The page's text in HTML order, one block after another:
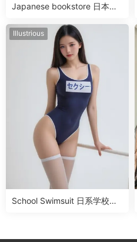
Japanese bookstore 日本书
Illustrious
School Swimsuit 日系学校泳